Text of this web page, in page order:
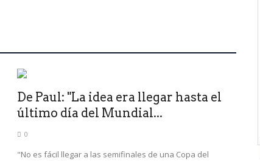
De Paul: "La idea era llegar hasta el
último día del Mundial...
0
"No es fácil llegar a las semifinales de una Copa del